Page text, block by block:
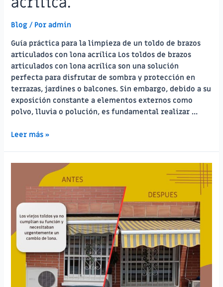
Blog / Poradmin
Guía práctica para la limpieza de un toldo de brazos
articulados con lona acrílica Los toldos de brazos
articulados con lona acrílica son una solución
perfecta para disfrutar de sombra y protección en
terrazas, jardines o balcones. Sin embargo, debido a su
exposición constante a elementos externos como
polvo, lluvia o polución, es fundamental realizar …
Limpieza
acrílica.
Leer más »